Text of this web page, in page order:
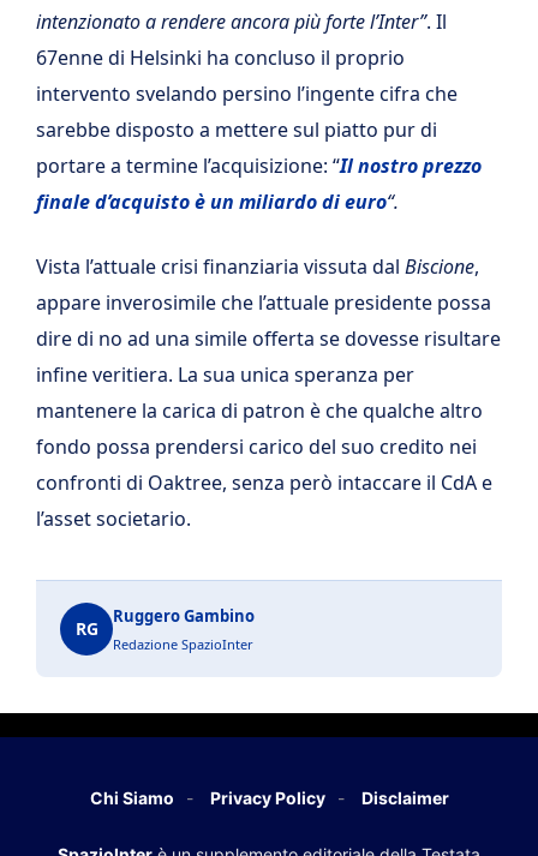
intenzionato a rendere ancora più forte l’Inter”. Il
67enne di Helsinki ha concluso il proprio
intervento svelando persino l’ingente cifra che
sarebbe disposto a mettere sul piatto pur di
portare a termine l’acquisizione: “Il nostro prezzo
finale d’acquisto è un miliardo di euro“.
Vista l’attuale crisi finanziaria vissuta dal Biscione,
appare inverosimile che l’attuale presidente possa
dire di no ad una simile offerta se dovesse risultare
infine veritiera. La sua unica speranza per
mantenere la carica di patron è che qualche altro
fondo possa prendersi carico del suo credito nei
confronti di Oaktree, senza però intaccare il CdA e
l’asset societario.
RG
Ruggero Gambino
Redazione SpazioInter
Chi Siamo Privacy Policy Disclaimer